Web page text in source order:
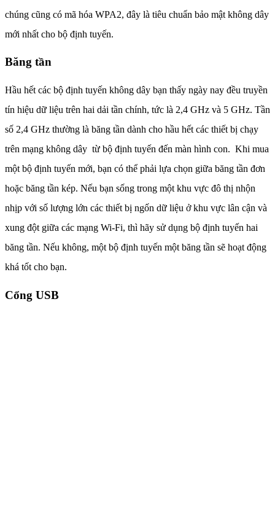
chúng cũng có mã hóa WPA2, đây là tiêu chuẩn bảo mật không dây
mới nhất cho bộ định tuyến.
Băng tần
Hầu hết các bộ định tuyến không dây bạn thấy ngày nay đều truyền
tín hiệu dữ liệu trên hai dải tần chính, tức là 2,4 GHz và 5 GHz. Tần
số 2,4 GHz thường là băng tần dành cho hầu hết các thiết bị chạy
trên mạng không dây từ bộ định tuyến đến màn hình con. Khi mua
một bộ định tuyến mới, bạn có thể phải lựa chọn giữa băng tần đơn
hoặc băng tần kép. Nếu bạn sống trong một khu vực đô thị nhộn
nhịp với số lượng lớn các thiết bị ngốn dữ liệu ở khu vực lân cận và
xung đột giữa các mạng Wi-Fi, thì hãy sử dụng bộ định tuyến hai
băng tần. Nếu không, một bộ định tuyến một băng tần sẽ hoạt động
khá tốt cho bạn.
Cổng USB